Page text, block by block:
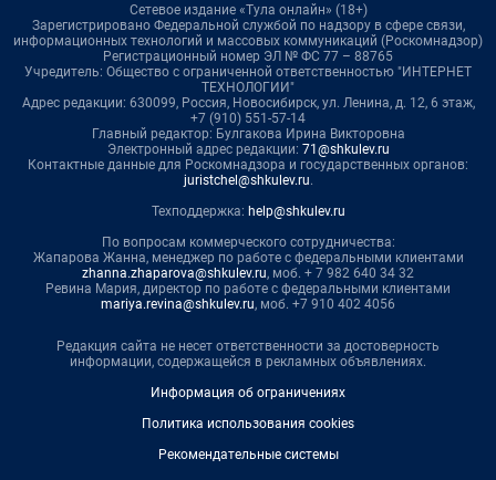
Сетевое издание «Тула онлайн» (18+)
Зарегистрировано Федеральной службой по надзору в сфере связи,
информационных технологий и массовых коммуникаций (Роскомнадзор)
Регистрационный номер ЭЛ № ФС 77 – 88765
Учредитель: Общество с ограниченной ответственностью "ИНТЕРНЕТ
ТЕХНОЛОГИИ"
Адрес редакции: 630099, Россия, Новосибирск, ул. Ленина, д. 12, 6 этаж,
+7 (910) 551-57-14
Главный редактор: Булгакова Ирина Викторовна
Электронный адрес редакции: 71@shkulev.ru
Контактные данные для Роскомнадзора и государственных органов:
juristchel@shkulev.ru.
Техподдержка: help@shkulev.ru
По вопросам коммерческого сотрудничества:
Жапарова Жанна, менеджер по работе с федеральными клиентами
zhanna.zhaparova@shkulev.ru, моб. + 7 982 640 34 32
Ревина Мария, директор по работе с федеральными клиентами
mariya.revina@shkulev.ru, моб. +7 910 402 4056
Редакция сайта не несет ответственности за достоверность
информации, содержащейся в рекламных объявлениях.
Информация об ограничениях
Политика использования cookies
Рекомендательные системы